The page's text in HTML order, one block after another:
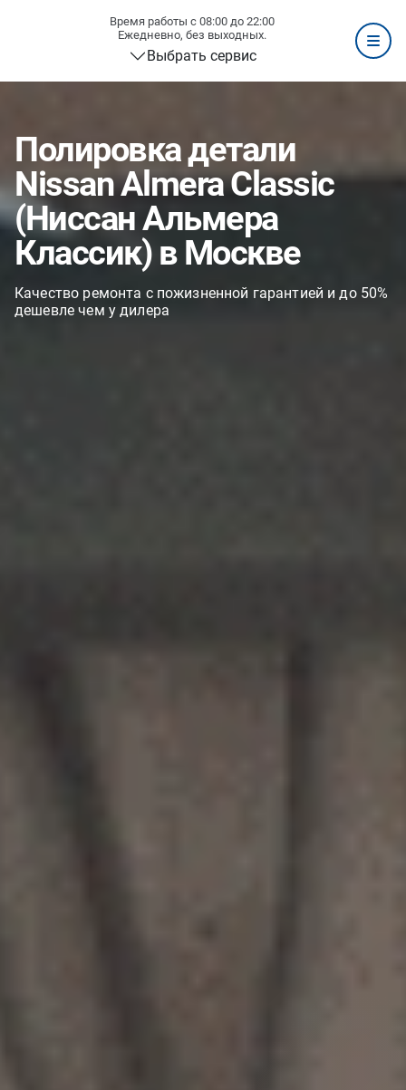
Время работы с 08:00 до 22:00
Ежедневно, без выходных.
Выбрать сервис
Полировка детали
Nissan Almera Classic
(Ниссан Альмера
Классик) в Москве
Качество ремонта с пожизненной гарантией и до 50%
дешевле чем у дилера